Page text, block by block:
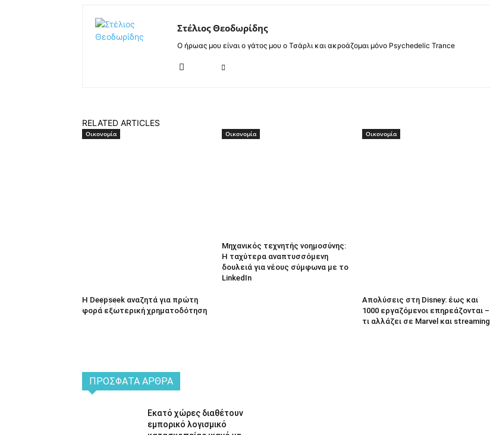
Στέλιος Θεοδωρίδης
Ο ήρωας μου είναι ο γάτος μου ο Τσάρλι και ακροάζομαι μόνο Psychedelic Trance
RELATED ARTICLES
Οικονομία
Η Deepseek αναζητά για πρώτη
φορά εξωτερική χρηματοδότηση
Οικονομία
Μηχανικός τεχνητής νοημοσύνης:
Η ταχύτερα αναπτυσσόμενη
δουλειά για νέους σύμφωνα με το
LinkedIn
Οικονομία
Απολύσεις στη Disney: έως και
1000 εργαζόμενοι επηρεάζονται –
τι αλλάζει σε Marvel και streaming
ΠΡΌΣΦΑΤΑ ΆΡΘΡΑ
Εκατό χώρες διαθέτουν
εμπορικό λογισμικό